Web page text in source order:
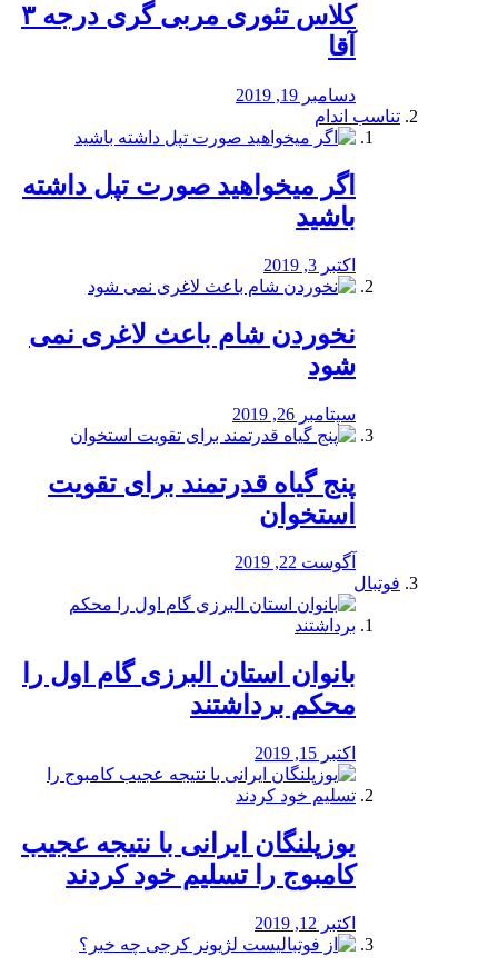
کلاس تئوری مربی گری درجه ۳
آقا
دسامبر 19, 2019
تناسب اندام
اگر میخواهید صورت تپل داشته
باشید
اکتبر 3, 2019
نخوردن شام باعث لاغری نمی
‌شود
سپتامبر 26, 2019
پنج گیاه قدرتمند برای تقویت
استخوان
آگوست 22, 2019
فوتبال
بانوان استان البرزی گام اول را
محكم برداشتند
اکتبر 15, 2019
یوزپلنگان ایرانی با نتیجه عجیب
کامبوج را تسلیم خود کردند
اکتبر 12, 2019